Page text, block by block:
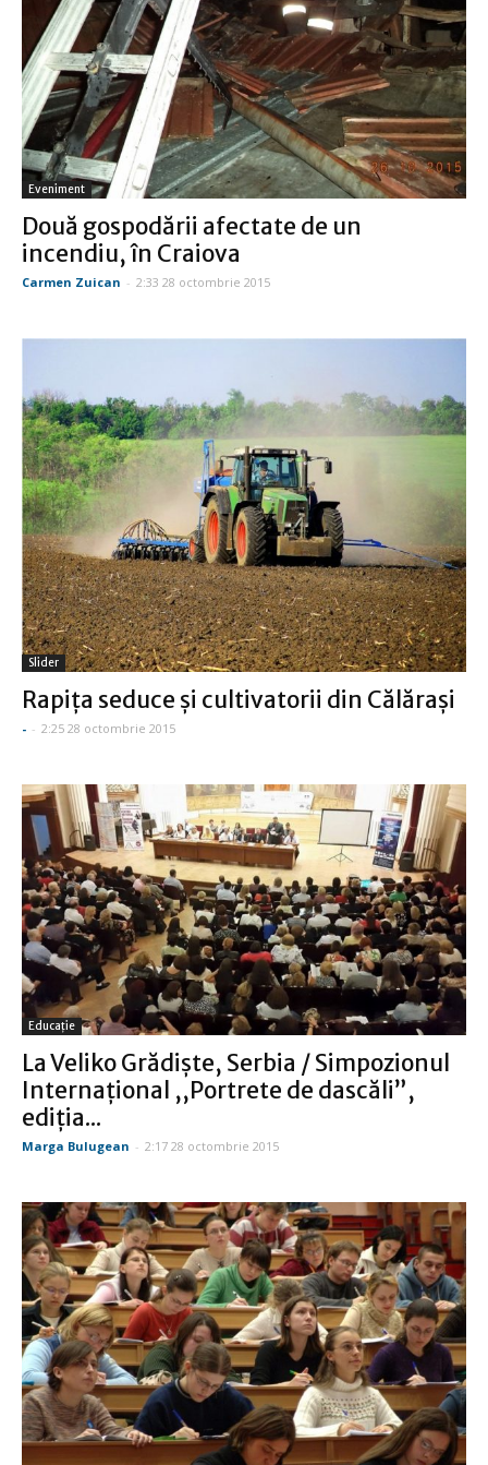
Eveniment
Două gospodării afectate de un
incendiu, în Craiova
Carmen Zuican - 2:33 28 octombrie 2015
Slider
Rapița seduce și cultivatorii din Călărași
- - 2:25 28 octombrie 2015
Educație
La Veliko Grădişte, Serbia / Simpozionul
Internaţional ,,Portrete de dascăli”,
ediţia...
Marga Bulugean - 2:17 28 octombrie 2015